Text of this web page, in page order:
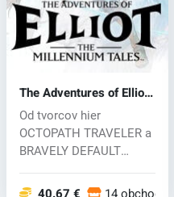
The Adventures of Elliot:
The Millennium Tales
(PC) key
Od tvorcov hier
OCTOPATH TRAVELER a
BRAVELY DEFAULT
hra...